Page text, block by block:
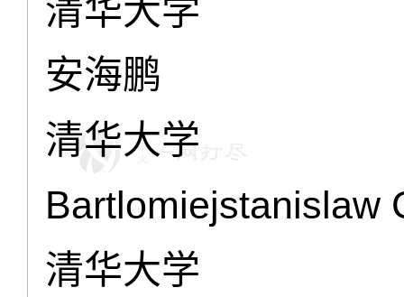
清华大学
安海鹏
清华大学
Bartlomiejstanislaw
清华大学